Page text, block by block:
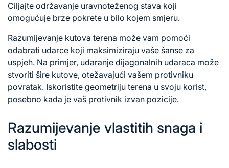
Ciljajte održavanje uravnoteženog stava koji
omogućuje brze pokrete u bilo kojem smjeru.
Razumijevanje kutova terena može vam pomoći
odabrati udarce koji maksimiziraju vaše šanse za
uspjeh. Na primjer, udaranje dijagonalnih udaraca može
stvoriti šire kutove, otežavajući vašem protivniku
povratak. Iskoristite geometriju terena u svoju korist,
posebno kada je vaš protivnik izvan pozicije.
Razumijevanje vlastitih snaga i
slabosti